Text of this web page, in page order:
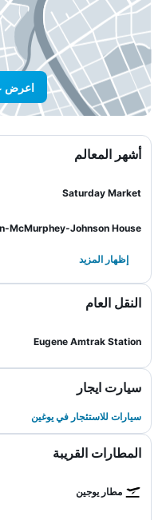
اعرض
أشهر المعالم
Saturday Market
McMurphey-Johnson House
إظهار المزيد
النقل العام
Eugene Amtrak Station
سيارت ايجار
سيارات للاستئجار في يوغين
المطارات القريبة
مطار يوجين